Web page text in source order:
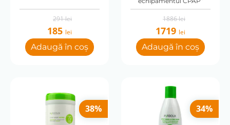
291leiOriginal
was:
291 lei.
185 lei
Current
is:
185 lei.
Adaugă în coș
1886leiOriginal
was:
1886 lei.
1719 lei
Current
is:
1719 lei.
Adaugă în coș
38% 34%